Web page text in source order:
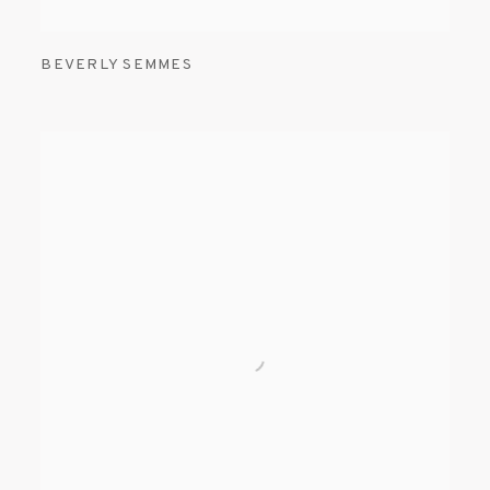
BEVERLY SEMMES